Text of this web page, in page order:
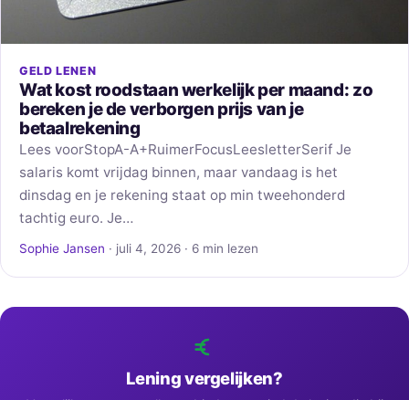
GELD LENEN
Wat kost roodstaan werkelijk per maand: zo
bereken je de verborgen prijs van je
betaalrekening
Lees voorStopA-A+RuimerFocusLeesletterSerif Je
salaris komt vrijdag binnen, maar vandaag is het
dinsdag en je rekening staat op min tweehonderd
tachtig euro. Je…
Sophie Jansen · juli 4, 2026 · 6 min lezen
Lening vergelijken?